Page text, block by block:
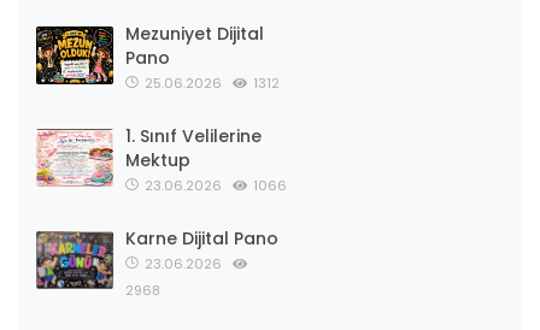
Mezuniyet Dijital
Pano
25.06.2026 1312
1. Sınıf Velilerine
Mektup
23.06.2026 1066
Karne Dijital Pano
23.06.2026
2968